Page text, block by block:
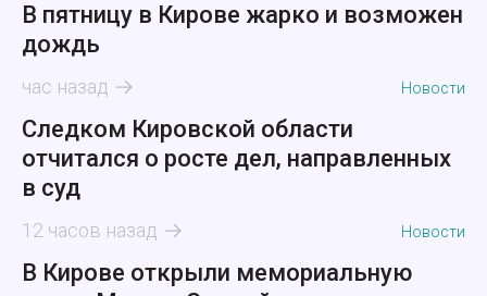
В пятницу в Кирове жарко и возможен
дождь
час назад Новости
Следком Кировской области
отчитался о росте дел, направленных
в суд
12 часов назад Новости
В Кирове открыли мемориальную